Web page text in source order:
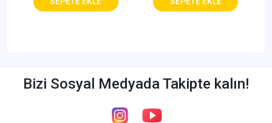
Bizi Sosyal Medyada Takipte kalın!